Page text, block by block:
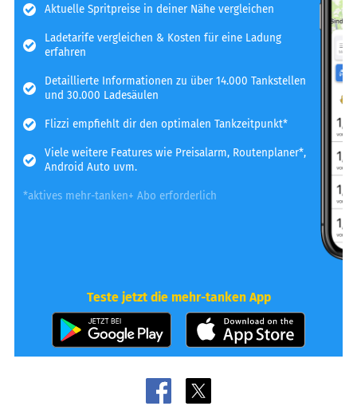
Aktuelle Spritpreise in deiner Nähe vergleichen
Ladetarife vergleichen & Kosten für eine Ladung
erfahren
Detaillierte Informationen zu über 14.000 Tankstellen
und 30.000 Ladesäulen
Flizzi empfiehlt dir den optimalen Tankzeitpunkt*
Viele weitere Features wie Preisalarm, Routenplaner*,
Android Auto uvm.
*aktives mehr-tanken+ Abo erforderlich
Teste jetzt die mehr-tanken App